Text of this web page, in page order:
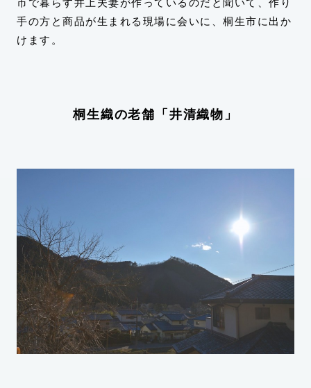
市で暮らす井上夫妻が作っているのだと聞いて、作り
手の方と商品が生まれる現場に会いに、桐生市に出か
けます。
桐生織の老舗「井清織物」